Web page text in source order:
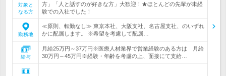
対象と
なる方
方」「人と話すのが好きな方」大歓迎！★ほとんどの先輩が未経
験での入社でした！
勤務地
≪原則、転勤なし≫ 東京本社、大阪支社、名古屋支社、のいずれ
かに配属します。 ※希望を考慮して配属…
給与
月給25万円～37万円※医療人材業界で営業経験のある方は 月給
30万円～45万円※経験・年齢を考慮の上、面接にて支給…